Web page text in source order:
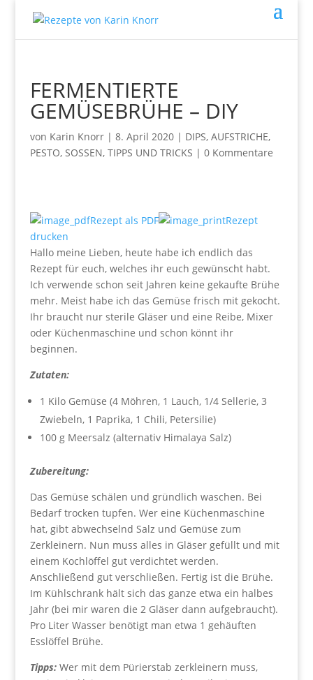
FERMENTIERTE
GEMÜSEBRÜHE – DIY
von Karin Knorr| 8. April 2020| DIPS, AUFSTRICHE,
PESTO, SOSSEN, TIPPS UND TRICKS | 0 Kommentare
Rezept als PDF
Rezept
drucken
Hallo meine Lieben, heute habe ich endlich das
Rezept für euch, welches ihr euch gewünscht habt.
Ich verwende schon seit Jahren keine gekaufte Brühe
mehr. Meist habe ich das Gemüse frisch mit gekocht.
Ihr braucht nur sterile Gläser und eine Reibe, Mixer
oder Küchenmaschine und schon könnt ihr
beginnen.
Zutaten:
1 Kilo Gemüse (4 Möhren, 1 Lauch, 1/4 Sellerie, 3
Zwiebeln, 1 Paprika, 1 Chili, Petersilie)
100 g Meersalz (alternativ Himalaya Salz)
Zubereitung:
Das Gemüse schälen und gründlich waschen. Bei
Bedarf trocken tupfen. Wer eine Küchenmaschine
hat, gibt abwechselnd Salz und Gemüse zum
Zerkleinern. Nun muss alles in Gläser gefüllt und mit
einem Kochlöffel gut verdichtet werden.
Anschließend gut verschließen. Fertig ist die Brühe.
Im Kühlschrank hält sich das ganze etwa ein halbes
Jahr (bei mir waren die 2 Gläser dann aufgebraucht).
Pro Liter Wasser benötigt man etwa 1 gehäuften
Esslöffel Brühe.
Tipps: Wer mit dem Pürierstab zerkleinern muss,